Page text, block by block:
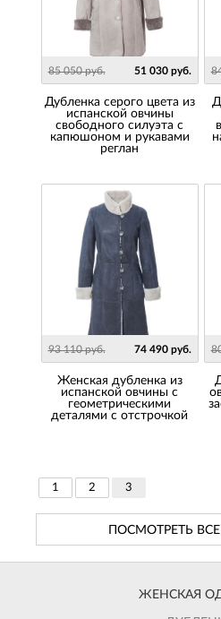
85 050 руб. 51 030 руб.
Дубленка серого цвета из
испанской овчины
свободного силуэта с
капюшоном и рукавами
реглан
Дубленка коричневая из
93 110 руб. 74 490 руб.
Женская дубленка из
испанской овчины с
геометрическими
деталями с отстрочкой
Дубленка
1 2 3
ПОСМОТРЕТЬ
ЖЕНСКАЯ